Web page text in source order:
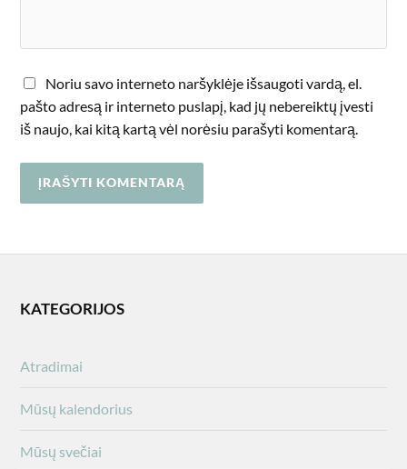
Noriu savo interneto naršyklėje išsaugoti vardą, el.
pašto adresą ir interneto puslapį, kad jų nebereiktų įvesti
iš naujo, kai kitą kartą vėl norėsiu parašyti komentarą.
KATEGORIJOS
Atradimai
Mūsų kalendorius
Mūsų svečiai